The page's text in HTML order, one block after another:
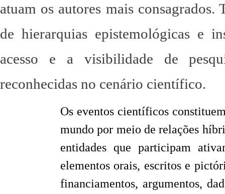
atuam os autores mais
de hierarquias epistemológicas e
acesso e a visibilidade de
reconhecidas no cenário científico.
Os eventos científicos
mundo por meio de relações
entidades que participam
elementos orais, escritos e
financiamentos, argumentos,